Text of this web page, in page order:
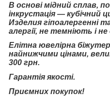
В основі мідний сплав,
інкрустація — кубічний
Изделия гіпоалергенні
алергії, не темніють і
Елітна ювелірна
найнижчими цінами,
300 грн.
Гарантія якості.
Приємних покупок!